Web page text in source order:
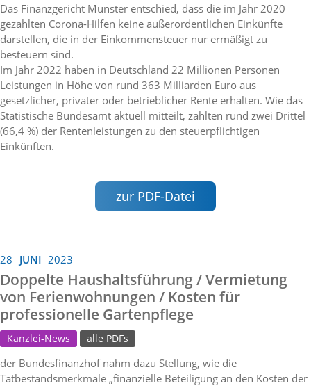
Das Finanzgericht Münster entschied, dass die im Jahr 2020
gezahlten Corona-Hilfen keine außerordentlichen Einkünfte
darstellen, die in der Einkommensteuer nur ermäßigt zu
besteuern sind.
Im Jahr 2022 haben in Deutschland 22 Millionen Personen
Leistungen in Höhe von rund 363 Milliarden Euro aus
gesetzlicher, privater oder betrieblicher Rente erhalten. Wie das
Statistische Bundesamt aktuell mitteilt, zählten rund zwei Drittel
(66,4 %) der Rentenleistungen zu den steuerpflichtigen
Einkünften.
zur PDF-Datei
28 JUNI 2023
Doppelte Haushaltsführung / Vermietung
von Ferienwohnungen / Kosten für
professionelle Gartenpflege
Kanzlei-News alle PDFs
der Bundesfinanzhof nahm dazu Stellung, wie die
Tatbestandsmerkmale „finanzielle Beteiligung an den Kosten der